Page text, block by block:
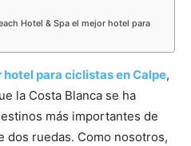
Hotel & Spa el mejor hotel para
hotel para ciclistas en Calpe,
la Costa Blanca se ha
más importantes de
dos ruedas. Como nosotros,